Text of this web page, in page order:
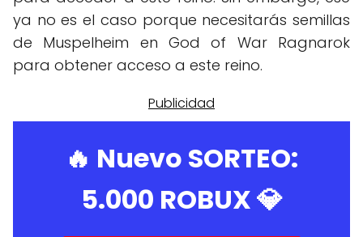
ya no es el caso porque necesitarás semillas
de Muspelheim en God of War Ragnarok
para obtener acceso a este reino.
🔥 Nuevo SORTEO:
5.000 ROBUX💎